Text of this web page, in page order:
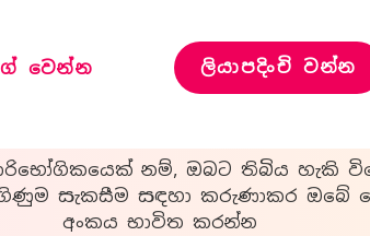
වෙන්න ලියාපදිංචි වන්න
නම්, ඔබට තිබිය හැකි
ගිණුම සැකසීම සඳහා කරුණාකර ඔබේ
අංකය භාවිත කරන්න